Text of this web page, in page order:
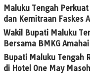
Maluku Tengah
dan Kemitraan Faskes
Wakil Bupati Maluku
Bersama BMKG Amahai
Bupati Maluku Tengah
di Hotel One May